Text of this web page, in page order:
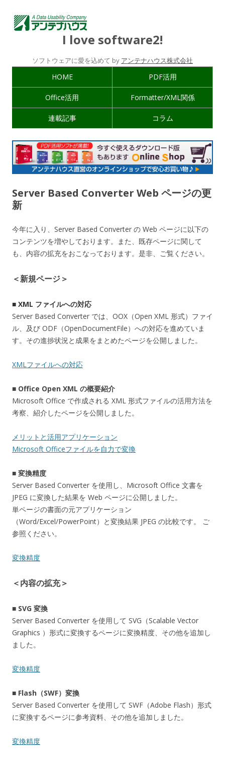
I love software2!
ソフトウェアに愛を込めて by アンテナハウス株式会社
HOME PDF活用
Office活用 Formatter/XML関係
連載記事 コラム
Server Based Converter Web ページの更
新
今年に入り、Server Based Converter の Web ページに以下の
コンテンツを増やしております。また、既存ページに関して
も、内容の拡充をおこなっております。是非、ご覧ください。
＜新規ページ＞
■ XML ファイルへの対応
Server Based Converter では、OOX（Open XML 形式）ファイ
ル、及び ODF（OpenDocumentFile）への対応を進めていま
す。その進捗状況と成果をまとめたページを公開しました。
XMLファイルへの対応
■ Office Open XML の概要紹介
Microsoft Office で作成される XML 形式ファイルの活用方法を
考察、紹介したページを公開しました。
メリットと活用アプリケーション
Microsoft Officeファイルを自力で変換
■ 変換精度
Server Based Converter を使用し、Microsoft Office 文書を
JPEG に変換した結果を Web ページに公開しました。
単ページの書面の元アプリケーション
（Word/Excel/PowerPoint）と変換結果 JPEG の比較です。 ご
参照ください。
変換精度
＜内容の拡充＞
■ SVG 変換
Server Based Converter を使用して SVG（Scalable Vector
Graphics ）形式に変換するページに変換精度、その他を追加し
ました。
変換精度
■ Flash（SWF）変換
Server Based Converter を使用して SWF（Adobe Flash）形式
に変換するページに参考資料、その他を追加しました。
変換精度